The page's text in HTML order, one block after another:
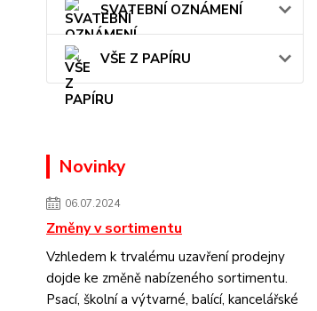
SVATEBNÍ OZNÁMENÍ
VŠE Z PAPÍRU
Novinky
06.07.2024
Změny v sortimentu
Vzhledem k trvalému uzavření prodejny
dojde ke změně nabízeného sortimentu.
Psací, školní a výtvarné, balící, kancelářské